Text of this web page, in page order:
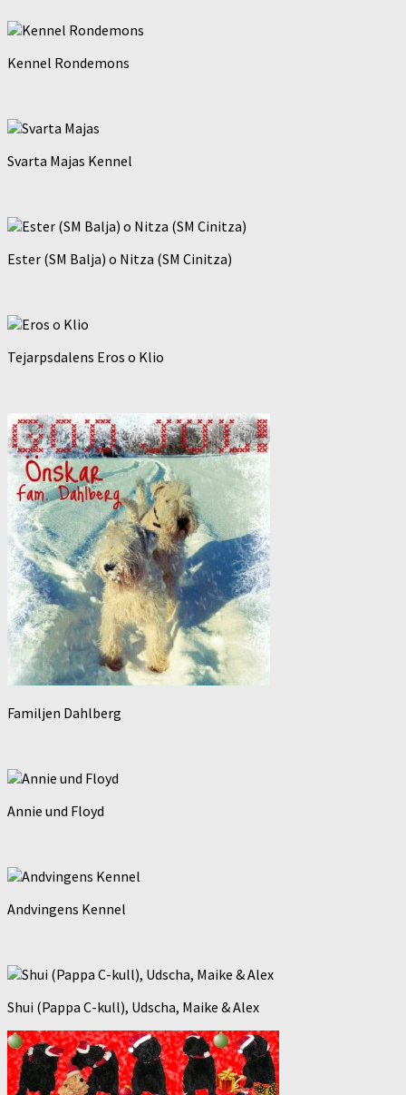
Kennel Rondemons
Svarta Majas Kennel
Ester (SM Balja) o Nitza (SM Cinitza)
Tejarpsdalens Eros o Klio
Familjen Dahlberg
Annie und Floyd
Andvingens Kennel
Shui (Pappa C-kull), Udscha, Maike & Alex